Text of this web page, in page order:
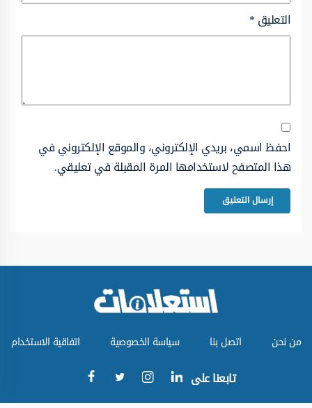
التعليق*
احفظ اسمي، بريدي الإلكتروني، والموقع الإلكتروني في
هذا المتصفح لاستخدامها المرة المقبلة في تعليقي.
من نحن اتصل بنا سياسة الخصوصية اتفاقية الاستخدام
تابعنا على